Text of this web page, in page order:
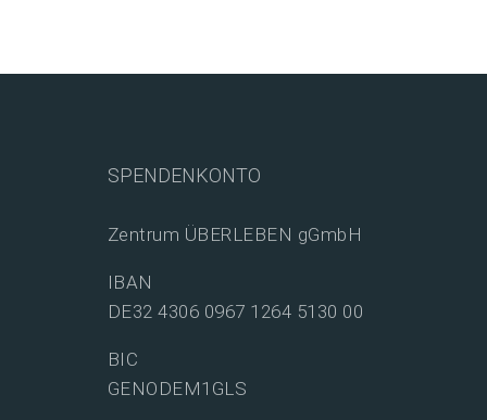
SPENDENKONTO
Zentrum ÜBERLEBEN gGmbH
IBAN
DE32 4306 0967 1264 5130 00
BIC
GENODEM1GLS